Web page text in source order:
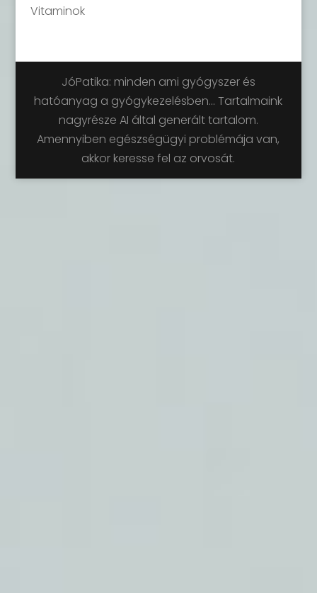
Vitaminok
JóPatika: minden ami gyógyszer és
hatóanyag a gyógykezelésben... Tartalmaink
nagyrésze AI által generált tartalom.
Amennyiben egészségügyi problémája van,
akkor keresse fel az orvosát.